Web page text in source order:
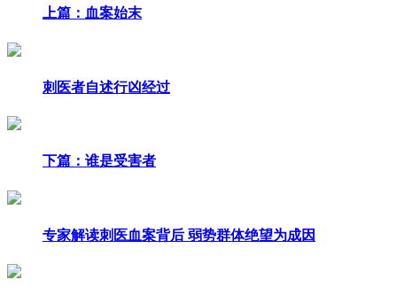
上篇：血案始末
刺医者自述行凶经过
下篇：谁是受害者
专家解读刺医血案背后 弱势群体绝望为成因